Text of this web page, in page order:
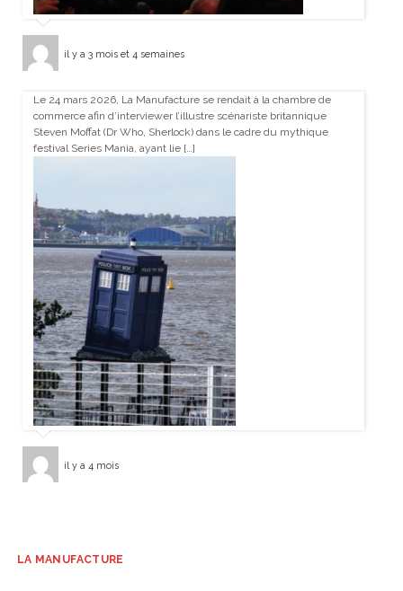
il y a 3 mois et 4 semaines
Le 24 mars 2026, La Manufacture se rendait à la chambre de
commerce afin d’interviewer l’illustre scénariste britannique
Steven Moffat (Dr Who, Sherlock) dans le cadre du mythique
festival Series Mania, ayant lie […]
il y a 4 mois
LA MANUFACTURE